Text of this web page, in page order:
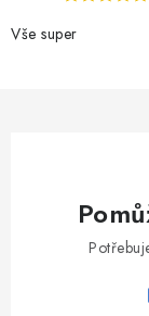
Vše super